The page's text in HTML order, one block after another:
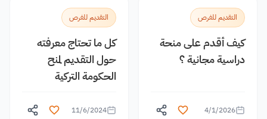
التقديم للفرص
كيف أقدم على منحة
دراسية مجانية ؟
4/1/2026
التقديم للفرص
كل ما تحتاج معرفته
حول التقديم لمنح
الحكومة التركية
11/6/2024